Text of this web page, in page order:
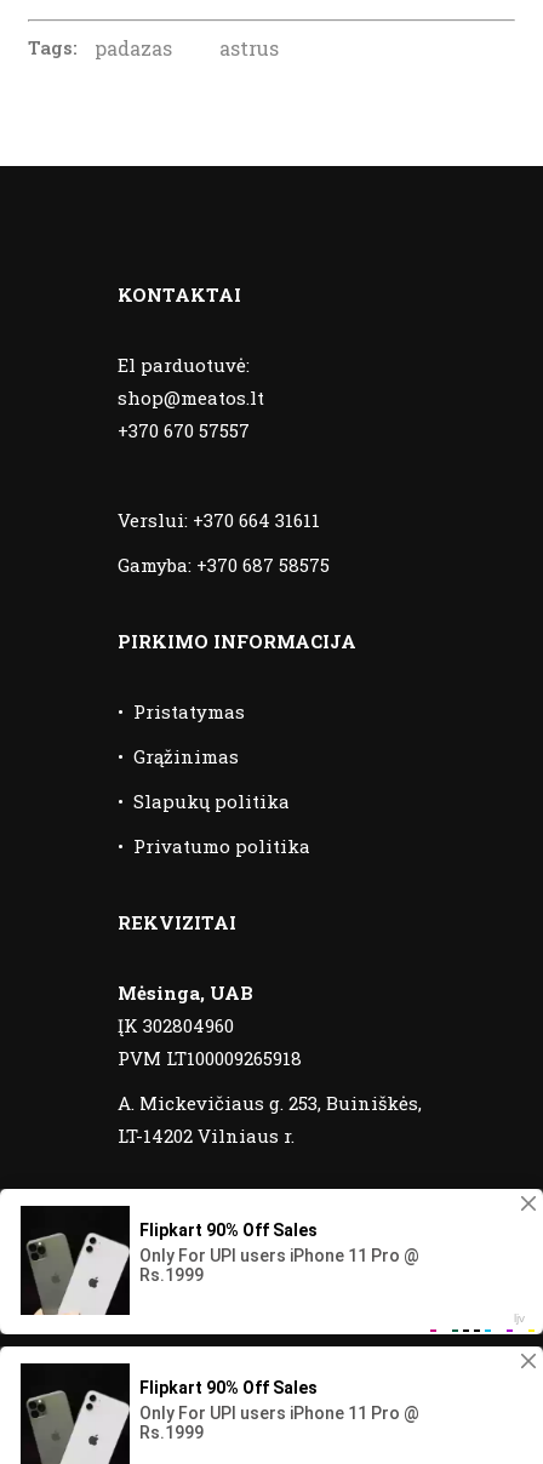
Tags: padazas astrus
KONTAKTAI
El parduotuvė:
shop@meatos.lt
+370 670 57557
Verslui: +370 664 31611
Gamyba: +370 687 58575
PIRKIMO INFORMACIJA
• Pristatymas
• Grąžinimas
• Slapukų politika
• Privatumo politika
REKVIZITAI
Mėsinga, UAB
ĮK 302804960
PVM LT100009265918
A. Mickevičiaus g. 253, Buiniškės,
LT-14202 Vilniaus r.
© 2020 Meatos yra registruotas prekinis
ženklas. Visos teisės saugomos.